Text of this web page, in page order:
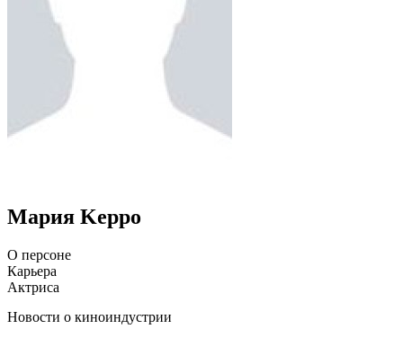
Mapия Keppo
О персоне
Карьера
Актриса
Новости о киноиндустрии